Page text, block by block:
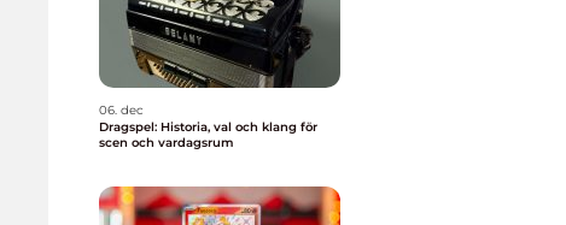
06. dec
Dragspel: Historia, val och klang för
scen och vardagsrum